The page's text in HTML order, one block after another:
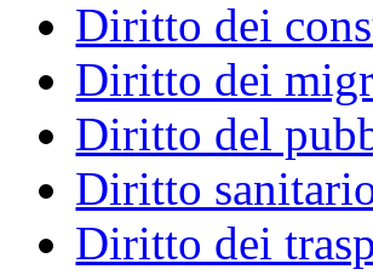
Diritto dei
Diritto dei
Diritto del
Diritto
Diritto dei